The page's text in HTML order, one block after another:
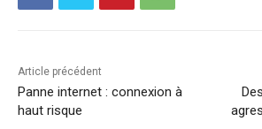
Article précédent
Panne internet : connexion à
haut risque